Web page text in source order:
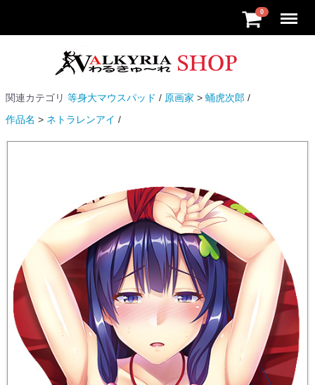
0
関連カテゴリ 等身大マウスパッド 原画家
蛹虎次郎
作品名
ネトラレンアイ